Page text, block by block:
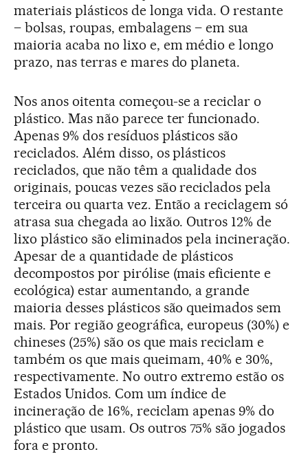
materiais plásticos de longa vida. O restante
– bolsas, roupas, embalagens – em sua
maioria acaba no lixo e, em médio e longo
prazo, nas terras e mares do planeta.
Nos anos oitenta começou-se a reciclar o
plástico. Mas não parece ter funcionado.
Apenas 9% dos resíduos plásticos são
reciclados. Além disso, os plásticos
reciclados, que não têm a qualidade dos
originais, poucas vezes são reciclados pela
terceira ou quarta vez. Então a reciclagem só
atrasa sua chegada ao lixão. Outros 12% de
lixo plástico são eliminados pela incineração.
Apesar de a quantidade de plásticos
decompostos por pirólise (mais eficiente e
ecológica) estar aumentando, a grande
maioria desses plásticos são queimados sem
mais. Por região geográfica, europeus (30%) e
chineses (25%) são os que mais reciclam e
também os que mais queimam, 40% e 30%,
respectivamente. No outro extremo estão os
Estados Unidos. Com um índice de
incineração de 16%, reciclam apenas 9% do
plástico que usam. Os outros 75% são jogados
fora e pronto.